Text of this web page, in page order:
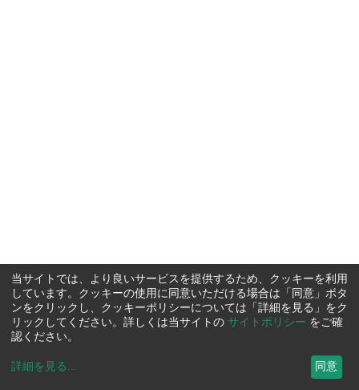
当サイトでは、より良いサービスを提供するため、クッキーを利用
しています。クッキーの使用に同意いただける場合は「同意」ボタ
ンをクリックし、クッキーポリシーについては「詳細を見る」をク
リックしてください。詳しくは当サイトの サイトポリシー をご確
認ください。
詳細を見る ... 同意